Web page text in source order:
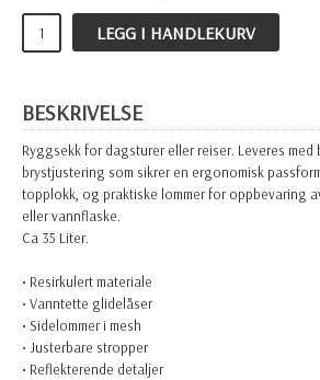
LEGG I HANDLEKURV
BESKRIVELSE
Ryggsekk for dagsturer eller reiser. Leveres
brystjustering som sikrer en ergonomisk
topplokk, og praktiske lommer for oppbevaring
eller vannflaske.
Ca 35 Liter.
• Resirkulert materiale
• Vanntette glidelåser
• Sidelommer i mesh
• Justerbare stropper
• Reflekterende detaljer